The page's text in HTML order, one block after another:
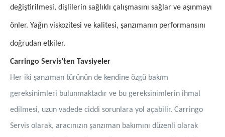
değiştirilmesi, dişlilerin sağlıklı çalışmasını sağlar ve aşınmayı
önler. Yağın viskozitesi ve kalitesi, şanzımanın performansını
doğrudan etkiler.
Carringo Servis’ten Tavsiyeler
Her iki şanzıman türünün de kendine özgü bakım
gereksinimleri bulunmaktadır ve bu gereksinimlerin ihmal
edilmesi, uzun vadede ciddi sorunlara yol açabilir. Carringo
Servis olarak, aracınızın şanzıman bakımını düzenli olarak